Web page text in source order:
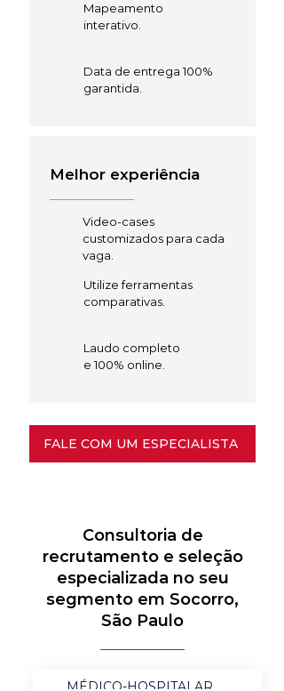
Mapeamento
interativo.
Data de entrega 100%
garantida.
Melhor experiência
Video-cases
customizados para cada
vaga.
Utilize ferramentas
comparativas.
Laudo completo
e 100% online.
FALE COM UM ESPECIALISTA
Consultoria de
recrutamento e seleção
especializada no seu
segmento em Socorro,
São Paulo
MÉDICO-HOSPITALAR